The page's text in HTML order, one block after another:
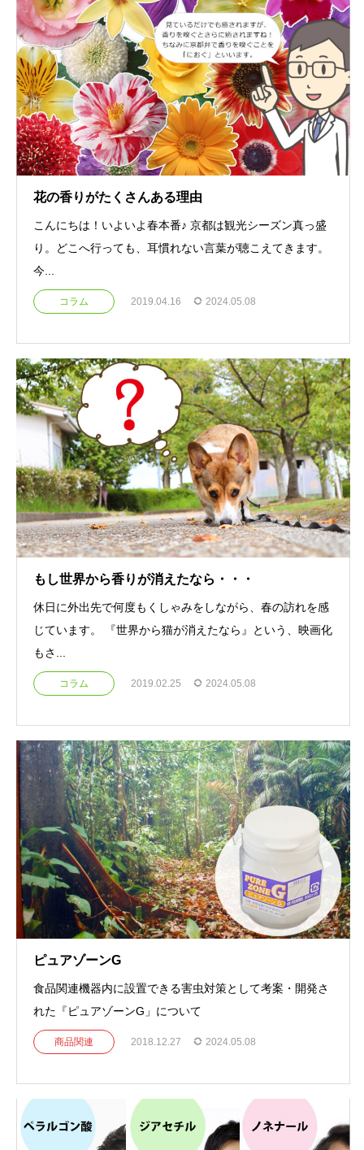
花の香りがたくさんある理由
こんにちは！いよいよ春本番♪ 京都は観光シーズン真っ盛
り。どこへ行っても、耳慣れない言葉が聴こえてきます。
今...
コラム 2019.04.16 2024.05.08
もし世界から香りが消えたなら・・・
休日に外出先で何度もくしゃみをしながら、春の訪れを感
じています。 『世界から猫が消えたなら』という、映画化
もさ...
コラム 2019.02.25 2024.05.08
ピュアゾーンG
食品関連機器内に設置できる害虫対策として考案・開発さ
れた『ピュアゾーンG」について
商品関連 2018.12.27 2024.05.08